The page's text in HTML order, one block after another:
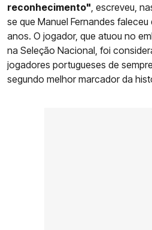
reconhecimento", escreveu,
se que Manuel Fernandes
anos. O jogador, que atuou no
na Seleção Nacional, foi
jogadores portugueses de
segundo melhor marcador da